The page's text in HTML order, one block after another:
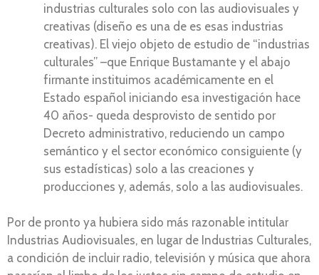
industrias culturales solo con las audiovisuales y
creativas (diseño es una de es esas industrias
creativas). El viejo objeto de estudio de “industrias
culturales” –que Enrique Bustamante y el abajo
firmante instituimos académicamente en el
Estado español iniciando esa investigación hace
40 años- queda desprovisto de sentido por
Decreto administrativo, reduciendo un campo
semántico y el sector económico consiguiente (y
sus estadísticas) solo a las creaciones y
producciones y, además, solo a las audiovisuales.
Por de pronto ya hubiera sido más razonable intitular
Industrias Audiovisuales, en lugar de Industrias Culturales,
a condición de incluir radio, televisión y música que ahora